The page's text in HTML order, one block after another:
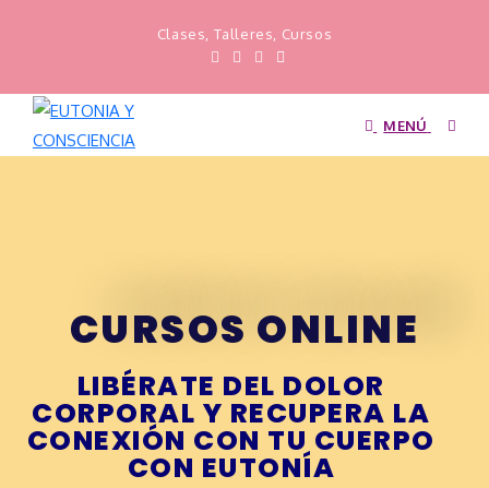
Clases, Talleres, Cursos
MENÚ
CURSOS ONLINE
LIBÉRATE DEL DOLOR
CORPORAL Y RECUPERA LA
CONEXIÓN CON TU CUERPO
CON EUTONÍA